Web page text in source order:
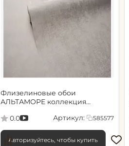
Флизелиновые обои
АЛЬТАМОРЕ коллекция
0.0
Артикул: 585577
Авторизуйтесь, чтобы купить